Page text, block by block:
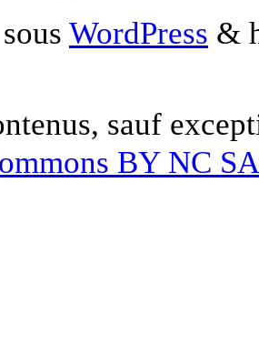
WordPress &
sauf
BY NC SA